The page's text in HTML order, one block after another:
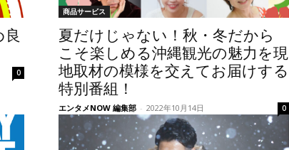
良
0
商品サービス
夏だけじゃない！秋・冬だから
こそ楽しめる沖縄観光の魅力を現
地取材の模様を交えてお届けする
特別番組！
エンタメNOW 編集部 - 2022年10月14日 0